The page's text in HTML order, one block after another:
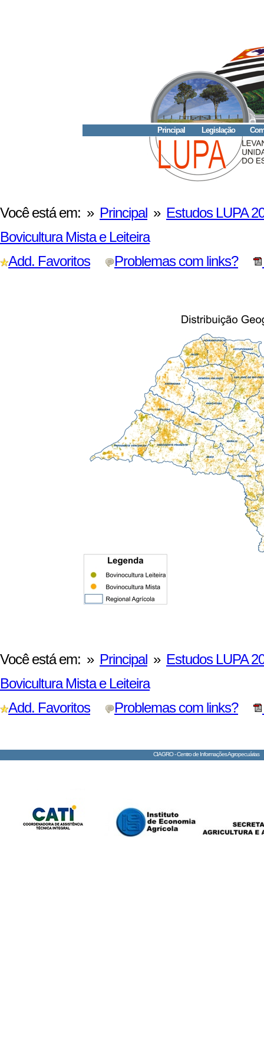
Principal Legislação
Você está em: » Principal » Estudos LUPA
Bovicultura Mista e Leiteira
Add. Favoritos
Problemas com links?
Você está em: » Principal » Estudos LUPA
Bovicultura Mista e Leiteira
Add. Favoritos
Problemas com links?
CIAGRO - Centro de Informações Agropecuárias